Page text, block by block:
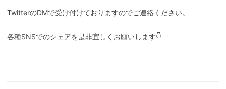
TwitterのDMで受け付けておりますのでご連絡ください。
各種SNSでのシェアを是非宜しくお願いします👇